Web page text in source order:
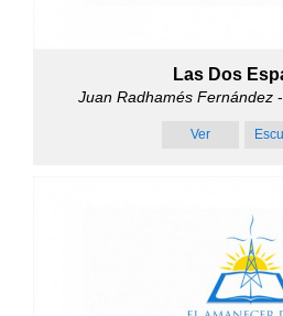
Las Dos
Juan Radhamés Fernández-
Ver